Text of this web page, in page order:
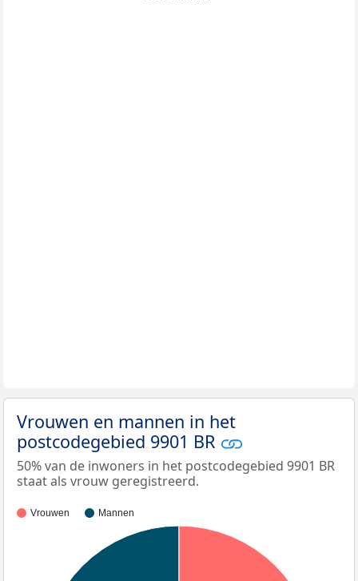
Vrouwen en mannen in het
postcodegebied 9901 BR
50% van de inwoners in het postcodegebied 9901 BR
staat als vrouw geregistreerd.
Vrouwen Mannen